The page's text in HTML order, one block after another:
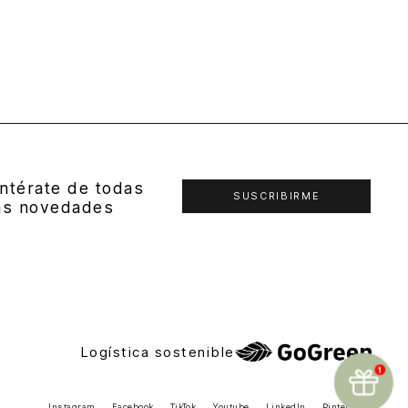
de todas
novedades
SUSCRIBIRME
Logística sostenible